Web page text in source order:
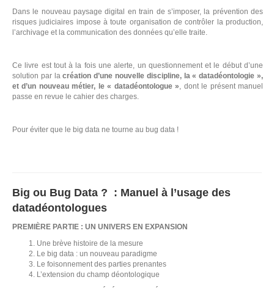
Dans le nouveau paysage digital en train de s’imposer, la prévention des
risques judiciaires impose à toute organisation de contrôler la production,
l’archivage et la communication des données qu’elle traite.
Ce livre est tout à la fois une alerte, un questionnement et le début d’une
solution par lacréation d’une nouvelle discipline, la « datadéontologie »,
et d’un nouveau métier, le « datadéontologue », dont le présent manuel
passe en revue le cahier des charges.
Pour éviter que le big data ne tourne au bug data !
Big ou Bug Data ? : Manuel à l’usage des
datadéontologues
PREMIÈRE PARTIE : UN UNIVERS EN EXPANSION
Une brève histoire de la mesure
Le big data : un nouveau paradigme
Le foisonnement des parties prenantes
L’extension du champ déontologique